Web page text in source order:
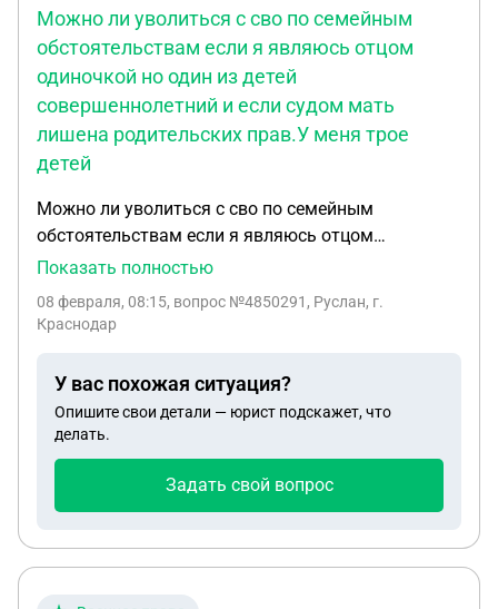
Можно ли уволиться с сво по семейным
обстоятельствам если я являюсь отцом
одиночкой но один из детей
совершеннолетний и если судом мать
лишена родительских прав.У меня трое
детей
Можно ли уволиться с сво по семейным
обстоятельствам если я являюсь отцом
одиночкой но один из детей совершеннолетний и
меня трое детей. Заранее благодарю.
Показать полностью
08 февраля, 08:15, вопрос №4850291, Руслан, г.
Краснодар
У вас похожая ситуация?
Опишите свои детали — юрист подскажет, что
делать.
Задать свой вопрос